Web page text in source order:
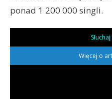
ponad 1 200 000 singli.
Więcej o